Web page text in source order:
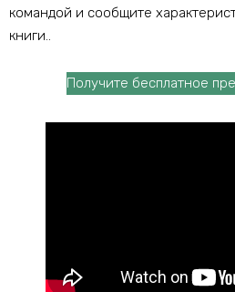
командой и сообщите
книги..
Получите бесплатное